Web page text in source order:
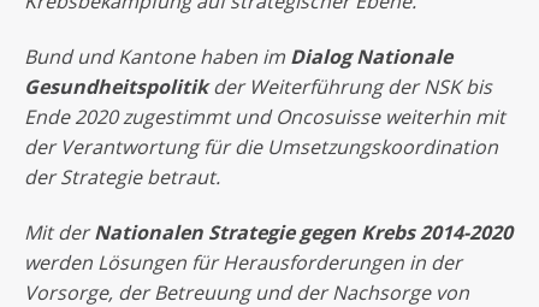
Bund und Kantone haben im Dialog Nationale
Gesundheitspolitikder Weiterführung der NSK bis
Ende 2020 zugestimmt und Oncosuisse weiterhin mit
der Verantwortung für die Umsetzungskoordination
der Strategie betraut.
Mit derNationalen Strategie gegen Krebs 2014-2020
werden Lösungen für Herausforderungen in der
Vorsorge, der Betreuung und der Nachsorge von